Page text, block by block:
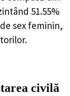
informații
De exemplu,
necesită
dedicate